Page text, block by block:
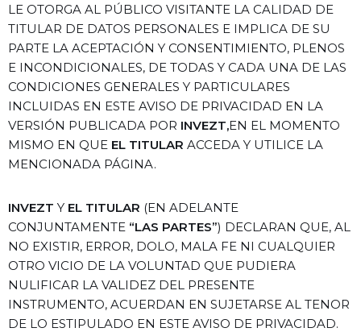
LE OTORGA AL PÚBLICO VISITANTE LA CALIDAD DE
TITULAR DE DATOS PERSONALES E IMPLICA DE SU
PARTE LA ACEPTACIÓN Y CONSENTIMIENTO, PLENOS
E INCONDICIONALES, DE TODAS Y CADA UNA DE LAS
CONDICIONES GENERALES Y PARTICULARES
INCLUIDAS EN ESTE AVISO DE PRIVACIDAD EN LA
VERSIÓN PUBLICADA POR INVEZT,EN EL MOMENTO
MISMO EN QUE EL TITULAR ACCEDA Y UTILICE LA
MENCIONADA PÁGINA.
INVEZT Y EL TITULAR (EN ADELANTE
CONJUNTAMENTE “LAS PARTES”) DECLARAN QUE, AL
NO EXISTIR, ERROR, DOLO, MALA FE NI CUALQUIER
OTRO VICIO DE LA VOLUNTAD QUE PUDIERA
NULIFICAR LA VALIDEZ DEL PRESENTE
INSTRUMENTO, ACUERDAN EN SUJETARSE AL TENOR
DE LO ESTIPULADO EN ESTE AVISO DE PRIVACIDAD.